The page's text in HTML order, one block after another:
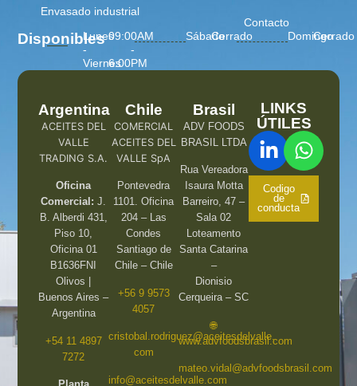
Envasado industrial
Contacto
Disponibles
Lunes
-
Viernes
09:00AM
-
6:00PM
SábadoCerrado DomingoCerrado
Argentina
ACEITES DEL
VALLE
TRADING S.A.
Oficina
Comercial: J.
B. Alberdi 431,
Piso 10,
Oficina 01
B1636FNI
Olivos |
Buenos Aires –
Argentina
+54 11 4897
7272
Chile
COMERCIAL
ACEITES DEL
VALLE SpA
Pontevedra
1101. Oficina
204 – Las
Condes
Santiago de
Chile – Chile
+56 9 9573
4057
cristobal.rodriguez@aceitesdelvalle.
com
info@aceitesdelvalle.com
Brasil
ADV FOODS
BRASIL LTDA
Rua Vereadora
Isaura Motta
Barreiro, 47 –
Sala 02
Loteamento
Santa Catarina
–
Dionisio
Cerqueira – SC
🌐
www.advfoodsbrasil.com
mateo.vidal@advfoodsbrasil.com
LINKS
ÚTILES
Codigo
de
conducta